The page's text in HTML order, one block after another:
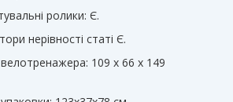
ролики: Є.
нерівності статі Є.
109 х 66 х 149